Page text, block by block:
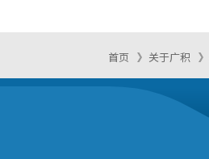
首页 关于广积